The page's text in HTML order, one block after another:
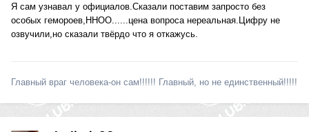
Я сам узнавал у официалов.Сказали поставим запросто без
особых гемороев,ННОО......цена вопроса нереальная.Цифру не
озвучили,но сказали твёрдо что я откажусь.
Главный враг человека-он сам!!!!!! Главный, но не единственный!!!!!